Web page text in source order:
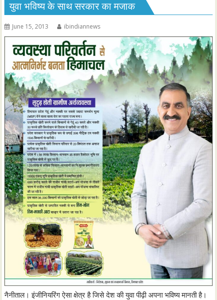
युवा भविष्य के साथ सरकार का मजाक
June 15, 2013 ibindiannews
नैनीताल। इंजीनियरिंग ऐसा क्षेत्र है जिसे देश की युवा पीढ़ी अपना भविष्य मानती है।